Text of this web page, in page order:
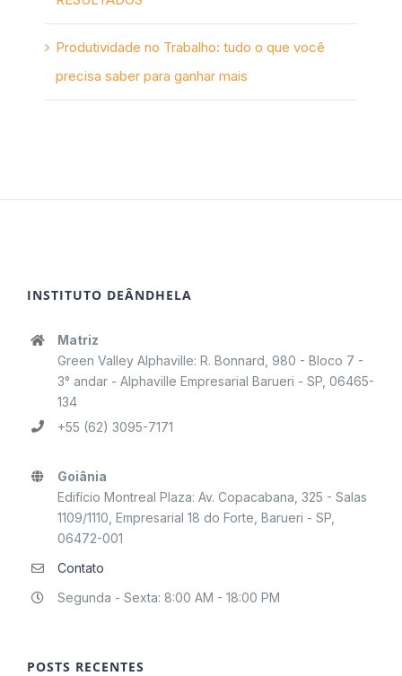
Produtividade no Trabalho: tudo o que você
precisa saber para ganhar mais
INSTITUTO DEÂNDHELA
Matriz
Green Valley Alphaville: R. Bonnard, 980 - Bloco 7 -
3° andar - Alphaville Empresarial Barueri - SP, 06465-
134
+55 (62) 3095-7171
Goiânia
Edifício Montreal Plaza: Av. Copacabana, 325 - Salas
1109/1110, Empresarial 18 do Forte, Barueri - SP,
06472-001
Contato
Segunda - Sexta: 8:00 AM - 18:00 PM
POSTS RECENTES